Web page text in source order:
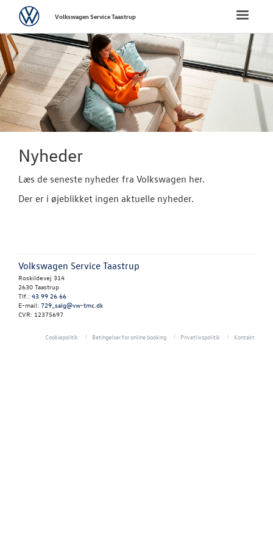
FORSIDE
BRUGTE BILER
VÆRKSTED
OM OS
Toggle
VolkswagenVolkswagen Service Taastrup
Nyheder
Læs de seneste nyheder fra Volkswagen her.
Der er i øjeblikket ingen aktuelle nyheder.
Volkswagen Service Taastrup
Roskildevej 314
2630 Taastrup
Tlf.: 43 99 26 66
E-mail: 729_salg@vw-tmc.dk
CVR: 12375697
Cookiepolitik Betingelser for online booking Privatlivspolitik Kontakt